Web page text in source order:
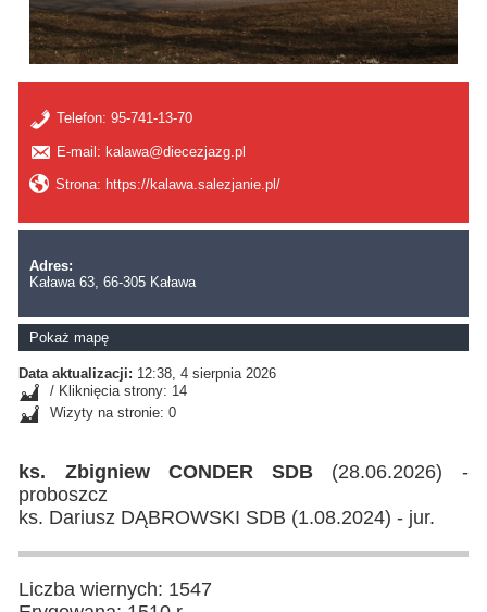
Telefon:95-741-13-70
E-mail: kalawa@diecezjazg.pl
Strona: https://kalawa.salezjanie.pl/
Adres:
Kaława 63, 66-305 Kaława
Pokaż mapę
Data aktualizacji: 12:38, 4 sierpnia 2026
/ Kliknięcia strony: 14
Wizyty na stronie: 0
ks. Zbigniew CONDER SDB (28.06.2026) -
proboszcz
ks. Dariusz DĄBROWSKI SDB (1.08.2024) - jur.
Liczba wiernych: 1547